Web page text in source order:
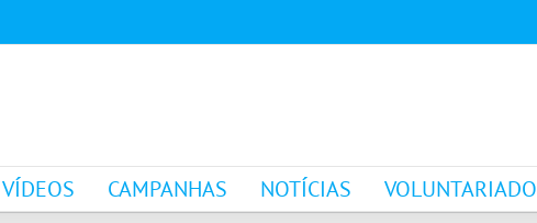
VÍDEOS CAMPANHAS NOTÍCIAS VOLUNTARIADO